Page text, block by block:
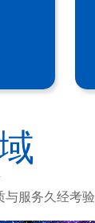
与服务久经考验